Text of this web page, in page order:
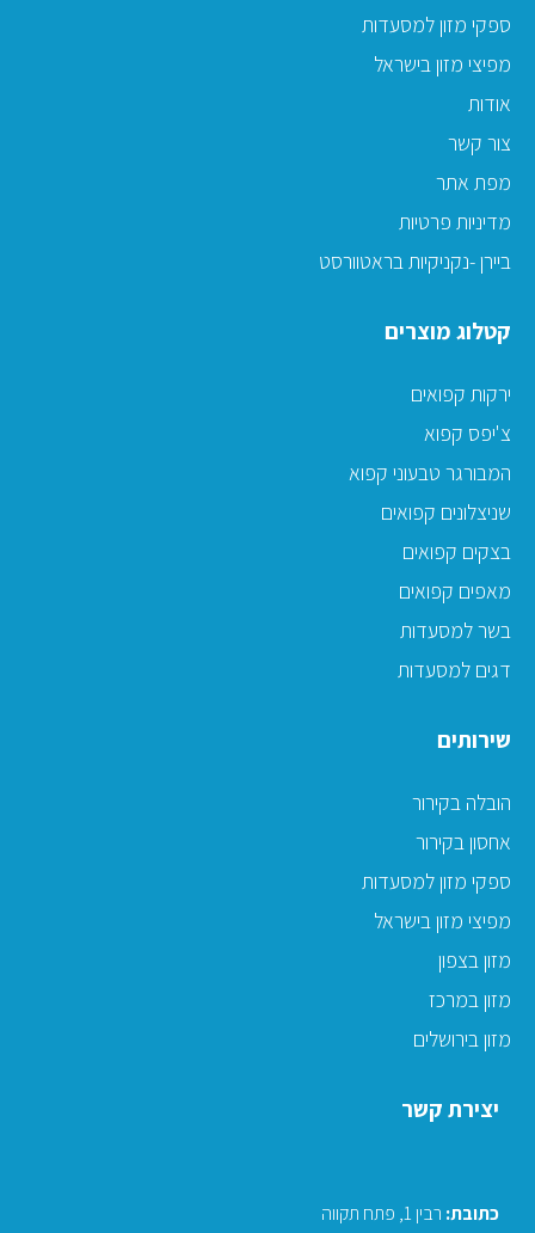
ספקי מזון למסעדות
מפיצי מזון בישראל
אודות
צור קשר
מפת אתר
מדיניות פרטיות
ביירן -נקניקיות בראטוורסט
קטלוג מוצרים
ירקות קפואים
צ'יפס קפוא
המבורגר טבעוני קפוא
שניצלונים קפואים
בצקים קפואים
מאפים קפואים
בשר למסעדות
דגים למסעדות
שירותים
הובלה בקירור
אחסון בקירור
ספקי מזון למסעדות
מפיצי מזון בישראל
מזון בצפון
מזון במרכז
מזון בירושלים
יצירת קשר
כתובת: רבין 1, פתח תקווה